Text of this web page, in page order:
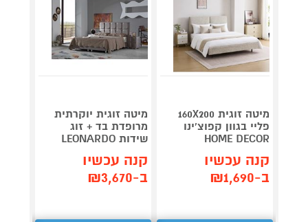
מיטה זוגית 160X200
פליי בגוון קפוצ'ינו
HOME DECOR
קנה עכשיו
ב-₪1,690
מיטה זוגית יוקרתית
מרופדת בד + זוג
שידות LEONARDO
קנה עכשיו
ב-₪3,670